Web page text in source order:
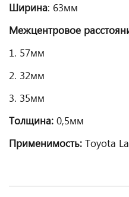
Ширина: 63мм
Межцентровое
1. 57мм
2. 32мм
3. 35мм
Толщина: 0,5мм
Применимость: Toyota